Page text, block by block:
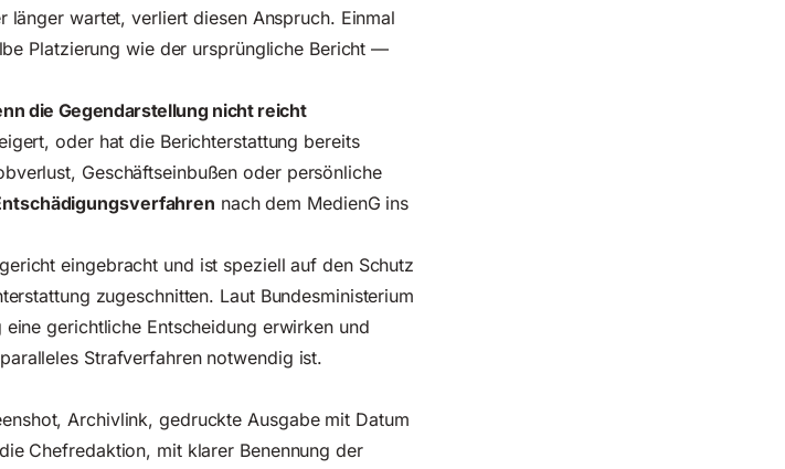
wartet, verliert diesen Anspruch. Einmal
Platzierung wie der ursprüngliche Bericht —
die Gegendarstellung nicht reicht
oder hat die Berichterstattung bereits
Geschäftseinbußen oder persönliche
nach dem MedienG ins
eingebracht und ist speziell auf den Schutz
zugeschnitten. Laut Bundesministerium
gerichtliche Entscheidung erwirken und
Strafverfahren notwendig ist.
Archivlink, gedruckte Ausgabe mit Datum
Chefredaktion, mit klarer Benennung der